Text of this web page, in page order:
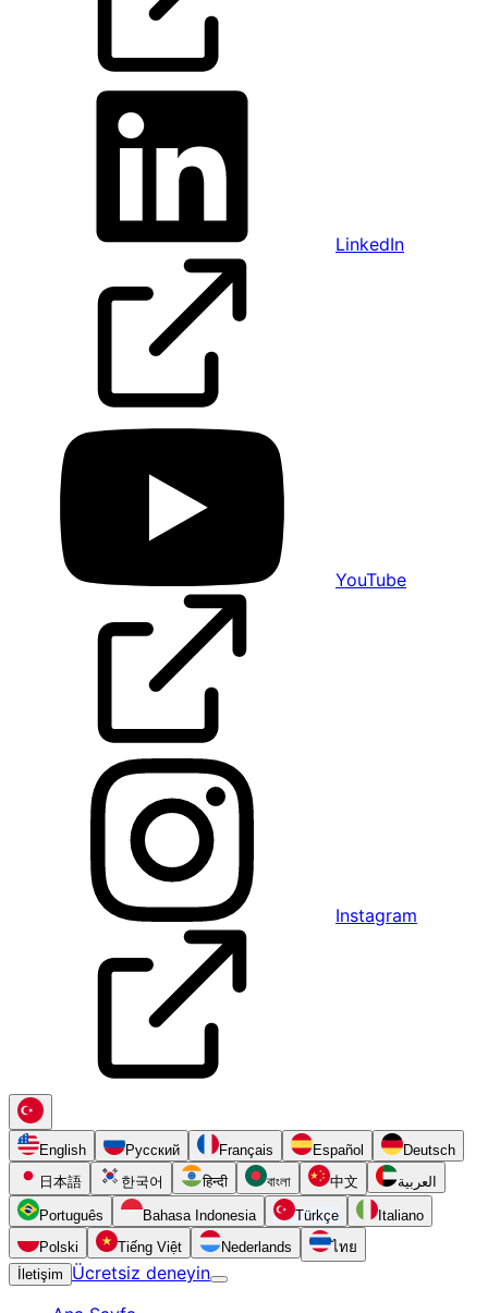
LinkedIn
YouTube
Instagram
English Русский Français Español
Deutsch
日本語
한국어 हिन्दी বাংলা 中文 العربية
Português Bahasa Indonesia Türkçe
Italiano
Polski
Tiếng Việt Nederlands
ไทย
İletişim
Ücretsiz deneyin